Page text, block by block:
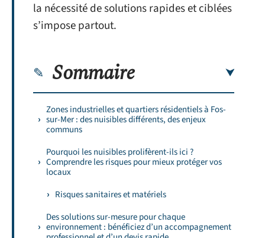
la nécessité de solutions rapides et ciblées
s’impose partout.
Sommaire
Zones industrielles et quartiers résidentiels à Fos-
sur-Mer : des nuisibles différents, des enjeux
communs
Pourquoi les nuisibles prolifèrent-ils ici ?
Comprendre les risques pour mieux protéger vos
locaux
Risques sanitaires et matériels
Des solutions sur-mesure pour chaque
environnement : bénéficiez d’un accompagnement